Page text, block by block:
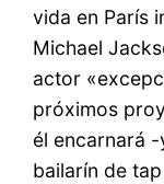
vida en París
Michael
actor
próximos
él encarnará
bailarín de